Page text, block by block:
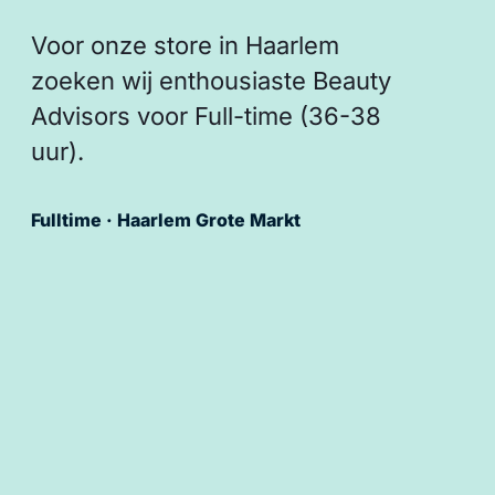
Voor onze store in Haarlem
zoeken wij enthousiaste Beauty
Advisors voor Full-time (36-38
uur).
Fulltime · Haarlem Grote Markt